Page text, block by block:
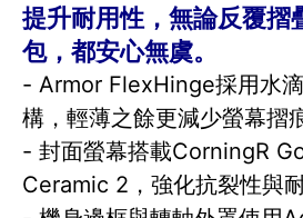
提升耐用性，無論反覆摺
包，都安心無虞。
- Armor FlexHinge採用水
構，輕薄之餘更減少螢幕摺
- 封面螢幕搭載CorningR
Ceramic 2，強化抗裂性與耐